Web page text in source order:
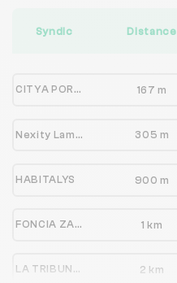
Syndic Distance
CITYA PORTE DU PIN 167 m
Nexity Lamy AGEN 305 m
HABITALYS 900 m
FONCIA ZAMBONI PORTES 1 km
LA TRIBUNE GESTION 2 km